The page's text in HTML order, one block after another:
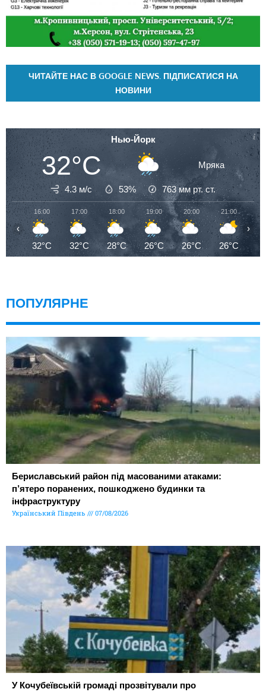
ЧИТАЙТЕ НАС В GOOGLE NEWS. ПІДПИСАТИСЯ НА
НОВИНИ
Нью-Йорк
32°C Мряка
4.3 м/с 53% 763мм рт. ст.
16:00
32°C
17:00
32°C
18:00
28°C
19:00
26°C
20:00
26°C
21:00
26°C
‹ ›
ПОПУЛЯРНЕ
Бериславський район під масованими атаками:
п’ятеро поранених, пошкоджено будинки та
інфраструктуру
Український Південь 07/08/2026
У Кочубеївській громаді прозвітували про